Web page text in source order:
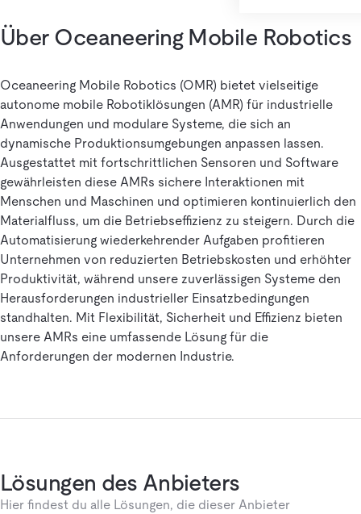
Über Oceaneering Mobile Robotics
Oceaneering Mobile Robotics (OMR) bietet vielseitige
autonome mobile Robotiklösungen (AMR) für industrielle
Anwendungen und modulare Systeme, die sich an
dynamische Produktionsumgebungen anpassen lassen.
Ausgestattet mit fortschrittlichen Sensoren und Software
gewährleisten diese AMRs sichere Interaktionen mit
Menschen und Maschinen und optimieren kontinuierlich den
Materialfluss, um die Betriebseffizienz zu steigern. Durch die
Automatisierung wiederkehrender Aufgaben profitieren
Unternehmen von reduzierten Betriebskosten und erhöhter
Produktivität, während unsere zuverlässigen Systeme den
Herausforderungen industrieller Einsatzbedingungen
standhalten. Mit Flexibilität, Sicherheit und Effizienz bieten
unsere AMRs eine umfassende Lösung für die
Anforderungen der modernen Industrie.
Lösungen des Anbieters
Hier findest du alle Lösungen, die dieser Anbieter